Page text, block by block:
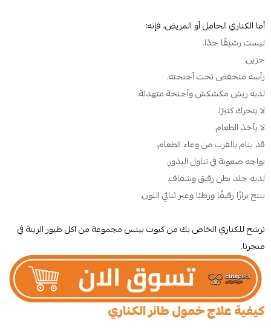
أما الكناري الخامل أو المريض، فإنه:
ليست رشيقًا جدًا.
حزين.
رأسه منخفض تحت أجنحته.
لديه ريش مكشكش وأجنحة متهدلة.
لا يتحرك كثيرًا.
لا يأخذ الطعام.
قد ينام بالقرب من وعاء الطعام.
يواجه صعوبة في تناول البذور.
لديه جلد بطن رقيق وشفاف.
ينتج برازًا رقيقًا ورطبًا وغير ثنائي اللون.
نرشح للكناري الخاص بك من كيوت بيتس مجموعة من اكل طيور الزينة في
متجرنا.
كيفية علاج خمول طائر الكناري